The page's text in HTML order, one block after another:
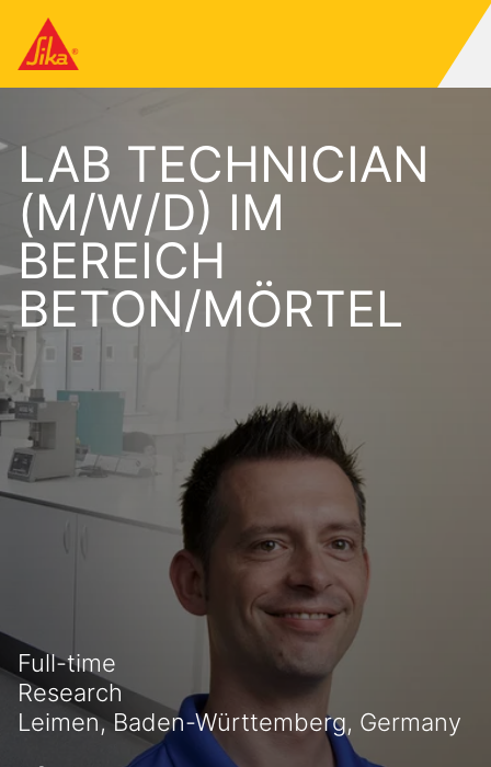
LAB TECHNICIAN
(M/W/D) IM
BEREICH
BETON/MÖRTEL
Full-time
Research
Leimen, Baden-Württemberg, Germany